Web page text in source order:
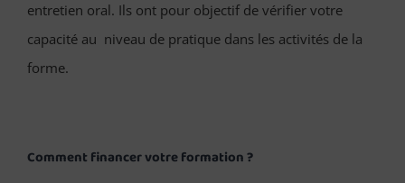
entretien oral. Ils ont pour objectif de vérifier votre
capacité au niveau de pratique dans les activités de la
forme.
Comment financer votre formation ?